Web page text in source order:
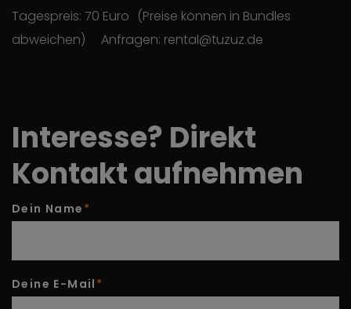
Tagespreis: 70 Euro (Preise können in Bundles
abweichen) Anfragen: rental@tuzuz.de
Interesse? Direkt
Kontakt aufnehmen
Dein Name *
Deine E-Mail *